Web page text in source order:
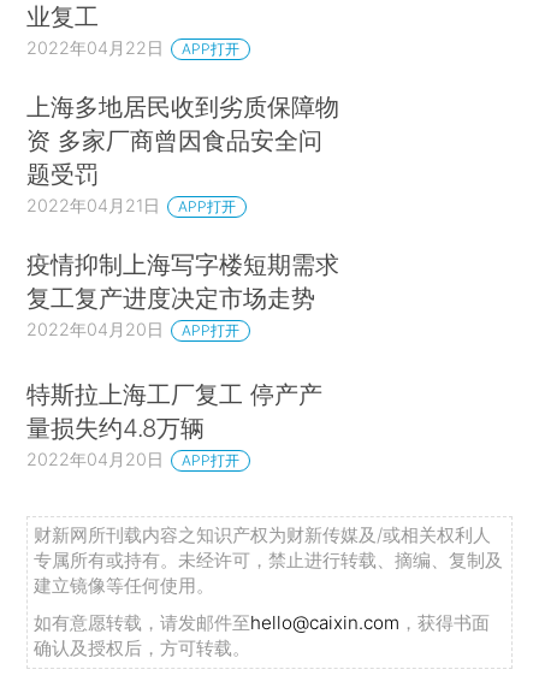
业复工
2022年04月22日 APP打开
上海多地居民收到劣质保障物
资 多家厂商曾因食品安全问
题受罚
2022年04月21日 APP打开
疫情抑制上海写字楼短期需求
复工复产进度决定市场走势
2022年04月20日 APP打开
特斯拉上海工厂复工 停产产
量损失约4.8万辆
2022年04月20日 APP打开
财新网所刊载内容之知识产权为财新传媒及/或相关权利人
专属所有或持有。未经许可，禁止进行转载、摘编、复制及
建立镜像等任何使用。
如有意愿转载，请发邮件至hello@caixin.com ，获得书面
确认及授权后，方可转载。